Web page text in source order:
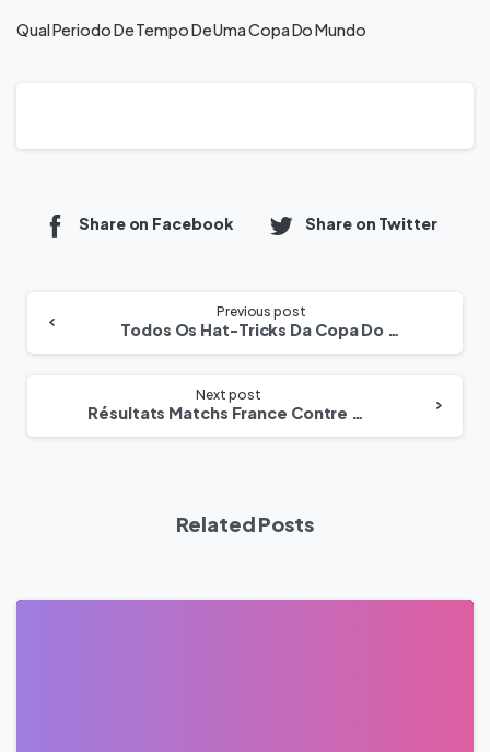
Qual Periodo De Tempo De Uma Copa Do Mundo
Share on Facebook Share on Twitter
Previous post
Todos Os Hat-Tricks Da Copa Do Mundo Fifa França Marrocos
Next post
Résultats Matchs France Contre Maroc Du Tirage Au Sort De La Coupe Du Monde De Football 8 Derniers
Related Posts